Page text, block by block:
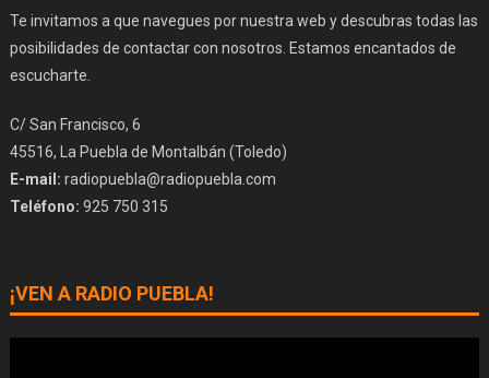
Te invitamos a que navegues por nuestra web y descubras todas las
posibilidades de contactar con nosotros. Estamos encantados de
escucharte.
C/ San Francisco, 6
45516, La Puebla de Montalbán (Toledo)
E-mail: radiopuebla@radiopuebla.com
Teléfono: 925 750 315
¡VEN A RADIO PUEBLA!